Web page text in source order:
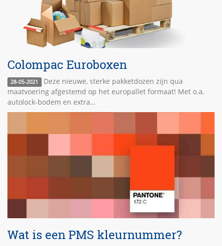
Colompac Euroboxen
28-05-2021 Deze nieuwe, sterke pakketdozen zijn qua
maatvoering afgestemd op het europallet formaat! Met o.a.
autolock-bodem en extra…
Wat is een PMS kleurnummer?